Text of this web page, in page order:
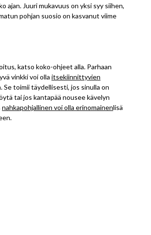
ajan. Juuri mukavuus on yksi syy siihen,
pohjan suosio on kasvanut viime
katso koko-ohjeet alla. Parhaan
vinkki voi olla itsekiinnittyvien
Se toimii täydellisesti, jos sinulla on
tai jos kantapää nousee kävelyn
nahkapohjallinen voi olla erinomainenlisä